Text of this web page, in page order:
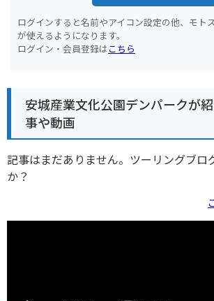
ログインすると名前やアイコン設定の他、モト
が使えるようになります。
ログイン・会員登録はこちら
安城産業文化公園デンパークが
事や動画
記事はまだありません。ツーリングブロ
か？